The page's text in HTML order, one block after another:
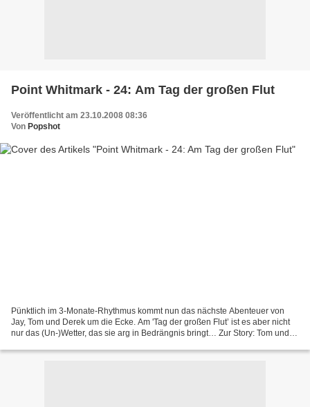
Point Whitmark - 24: Am Tag der großen Flut
Veröffentlicht am 23.10.2008 08:36
Von Popshot
Pünktlich im 3-Monate-Rhythmus kommt nun das nächste Abenteuer von
Jay, Tom und Derek um die Ecke. Am 'Tag der großen Flut’ ist es aber nicht
nur das (Un-)Wetter, das sie arg in Bedrängnis bringt… Zur Story: Tom und